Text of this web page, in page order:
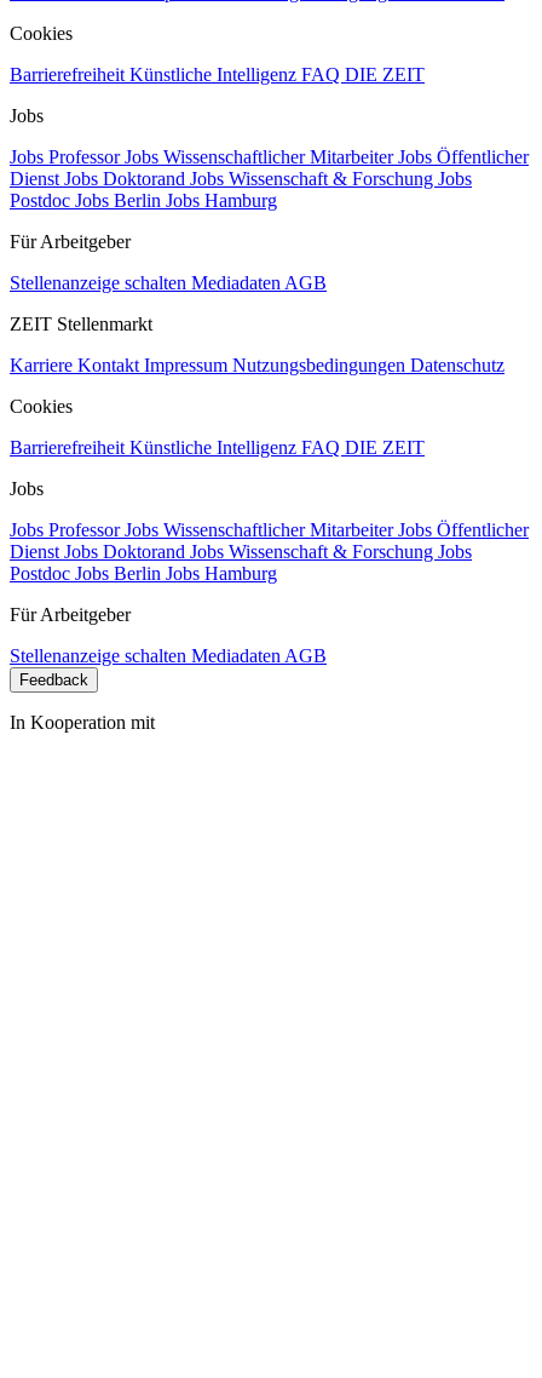
Cookies
Barrierefreiheit Künstliche Intelligenz FAQ DIE ZEIT
Jobs
Jobs ProfessorJobs Wissenschaftlicher MitarbeiterJobs Öffentlicher
Dienst Jobs Doktorand Jobs Wissenschaft & Forschung Jobs
Postdoc Jobs Berlin Jobs Hamburg
Für Arbeitgeber
Stellenanzeige schalten Mediadaten AGB
ZEIT Stellenmarkt
Karriere Kontakt Impressum Nutzungsbedingungen Datenschutz
Cookies
Barrierefreiheit Künstliche Intelligenz FAQ DIE ZEIT
Jobs
Jobs ProfessorJobs Wissenschaftlicher MitarbeiterJobs Öffentlicher
Dienst Jobs Doktorand Jobs Wissenschaft & Forschung Jobs
Postdoc Jobs Berlin Jobs Hamburg
Für Arbeitgeber
Stellenanzeige schalten Mediadaten AGB
Feedback
In Kooperation mit